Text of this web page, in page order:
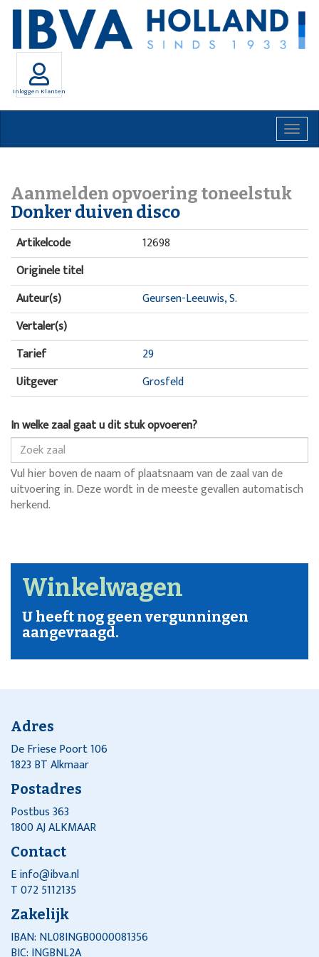
Inloggen Klanten
Aanmelden opvoering toneelstuk
Donker duiven disco
Artikelcode
12698
Originele titel
Auteur(s)
Geursen-Leeuwis, S.
Vertaler(s)
Tarief
29
Uitgever
Grosfeld
In welke zaal gaat u dit stuk opvoeren?
Vul hier boven de naam of plaatsnaam van de zaal van de
uitvoering in. Deze wordt in de meeste gevallen automatisch
herkend.
Winkelwagen
U heeft nog geen vergunningen
aangevraagd.
Adres
De Friese Poort 106
1823 BT Alkmaar
Postadres
Postbus 363
1800 AJ ALKMAAR
Contact
Einfo@ibva.nl
T 072 5112135
Zakelijk
IBAN: NL08INGB0000081356